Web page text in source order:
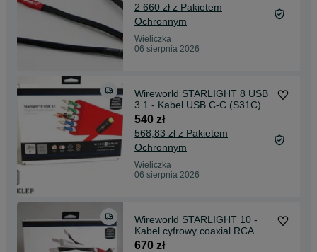
2 660 zł z Pakietem
Ochronnym
Wieliczka
06 sierpnia 2026
Wireworld STARLIGHT 8 USB
3.1 - Kabel USB C-C (S31C) -
0,6m Promocja
540 zł
568,83 zł z Pakietem
Ochronnym
Wieliczka
06 sierpnia 2026
Wireworld STARLIGHT 10 -
Kabel cyfrowy coaxial RCA 75-
ohm (STV) - 1,0M
670 zł